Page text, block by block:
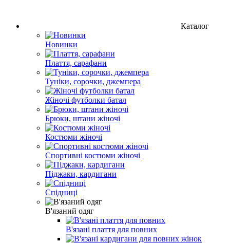
Каталог
Новинки
Плаття, сарафани
Туніки, сорочки, джемпера
Жіночі футболки батал
Брюки, штани жіночі
Костюми жіночі
Спортивні костюми жіночі
Піджаки, кардигани
Спідниці
В'язаний одяг
В'язані плаття для повних